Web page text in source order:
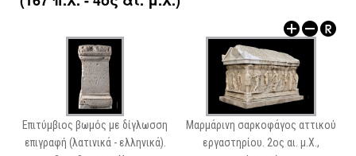
ΕΚΔΟΣΕΙΣ
ΑΡΧΑΙΟΛΟΓΙΚΟΙ ΧΩΡΟΙ
Επιτύμβιος βωμός με δίγλωσση
επιγραφή (λατινικά - ελληνικά).
Μαρμάρινη σαρκοφάγος αττικού
εργαστηρίου. 2ος αι. μ.Χ.,